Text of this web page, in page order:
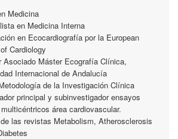
Medicina
en Medicina Interna
en Ecocardiografía por la European
Cardiology
Asociado Máster Ecografía Clínica,
Internacional de Andalucía
de la Investigación Clínica
principal y subinvestigador ensayos
área cardiovascular.
las revistas Metabolism, Atherosclerosis